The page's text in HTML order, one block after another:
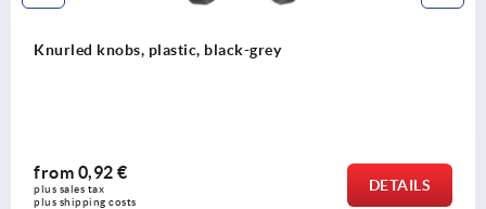
Knurled knobs, plastic, black-grey
from 0,92 €
plus sales tax
plus shipping costs
DETAILS